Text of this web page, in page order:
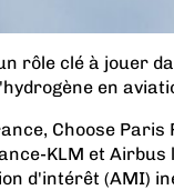
rôle clé à jouer
en
Choose Paris
KLM et Airbus
d'intérêt (AMI)